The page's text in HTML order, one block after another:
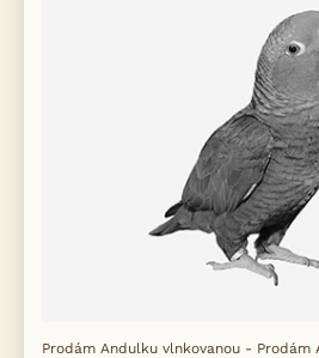
Prodám Andulku vlnkovanou -